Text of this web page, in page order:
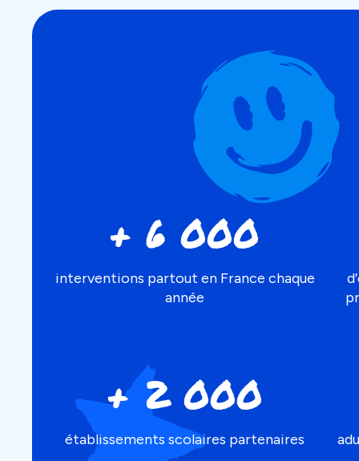
+ 6 000
interventions partout en France chaque
année
+ 2 000
établissements scolaires partenaires